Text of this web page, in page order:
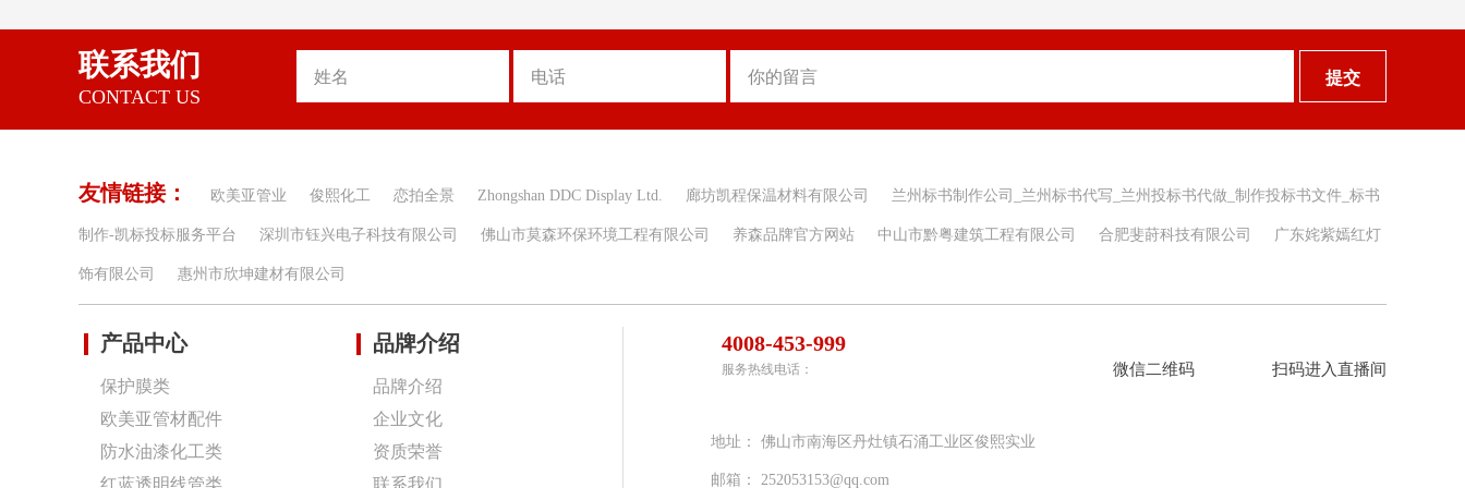
联系我们
CONTACT US
提交
友情链接： 欧美亚管业 俊熙化工 恋拍全景 Zhongshan DDC Display Ltd. 廊坊凯程保温材料有限公司 兰州标书制作公司_兰州标书代写_兰州投标书代做_制作投标书文件_标书
制作-凯标投标服务平台 深圳市钰兴电子科技有限公司 佛山市莫森环保环境工程有限公司 养森品牌官方网站 中山市黔粤建筑工程有限公司 合肥斐莳科技有限公司 广东姹紫嫣红灯
饰有限公司 惠州市欣坤建材有限公司
产品中心
保护膜类
欧美亚管材配件
防水油漆化工类
红蓝透明线管类
品牌介绍
品牌介绍
企业文化
资质荣誉
联系我们
4008-453-999
服务热线电话：
地址： 佛山市南海区丹灶镇石涌工业区俊熙实业
邮箱： 252053153@qq.com
微信二维码 扫码进入直播间